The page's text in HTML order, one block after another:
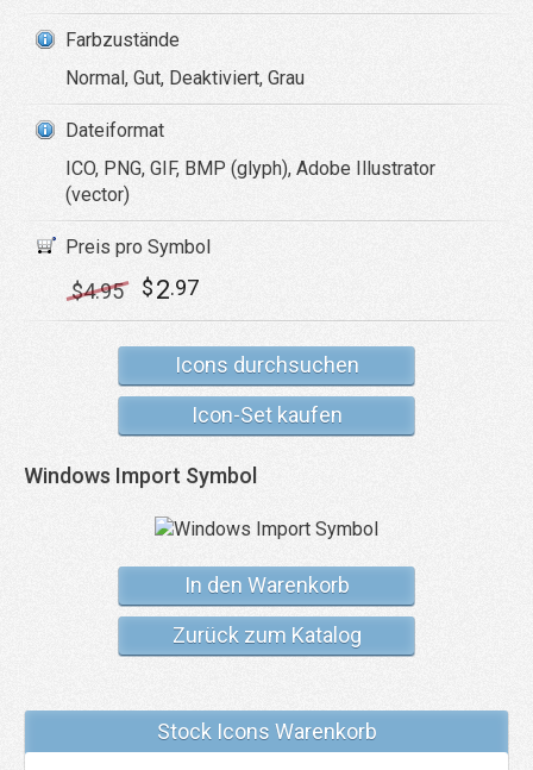
Farbzustände
Normal, Gut, Deaktiviert, Grau
Dateiformat
ICO, PNG, GIF, BMP (glyph), Adobe Illustrator
(vector)
Preis pro Symbol
$4.95 $2.97
Icons durchsuchen
Icon-Set kaufen
Windows Import Symbol
In den Warenkorb
Zurück zum Katalog
Stock Icons Warenkorb